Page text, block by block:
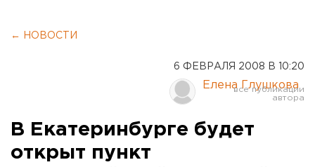
← НОВОСТИ
6 ФЕВРАЛЯ 2008 В 10:20
Елена Глушкова
В Екатеринбурге будет
открыт пункт